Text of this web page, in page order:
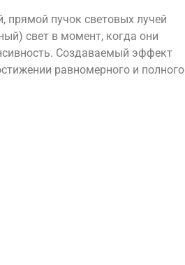
прямой пучок световых лучей
свет в момент, когда они
Создаваемый эффект
равномерного и полного